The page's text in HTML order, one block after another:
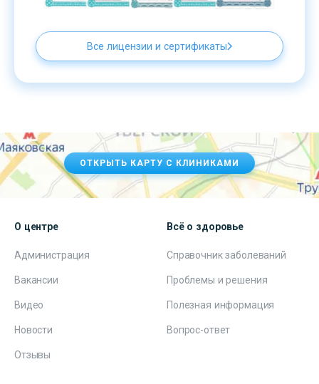
Все лицензии и сертификаты
ОТКРЫТЬ КАРТУ С КЛИНИКАМИ
О центре
Администрация
Вакансии
Видео
Новости
Отзывы
Всё о здоровье
Справочник заболеваний
Проблемы и решения
Полезная информация
Вопрос-ответ